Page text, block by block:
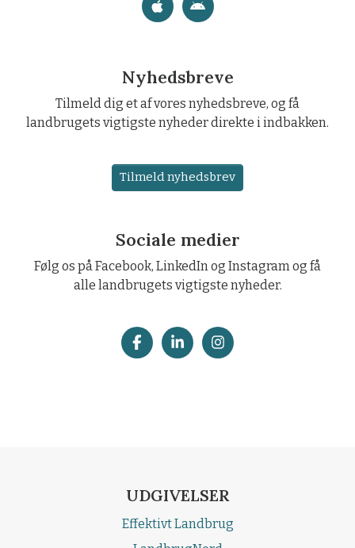
Nyhedsbreve
Tilmeld dig et af vores nyhedsbreve, og få
landbrugets vigtigste nyheder direkte i indbakken.
Tilmeld nyhedsbrev
Sociale medier
Følg os på Facebook, LinkedIn og Instagram og få
alle landbrugets vigtigste nyheder.
UDGIVELSER
Effektivt Landbrug